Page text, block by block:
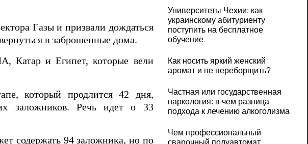
Газы и призвали дождаться
в заброшенные дома.
Катар и Египет, которые вели
который продлится 42 дня,
заложников. Речь идет о 33
содержать 94 заложника, но по
Университеты Чехии: как
украинскому абитуриенту
поступить на бесплатное
обучение
Как носить яркий женский
аромат и не переборщить?
Частная или государственная
наркология: в чем разница
подхода к лечению алкоголизма
Чем профессиональный